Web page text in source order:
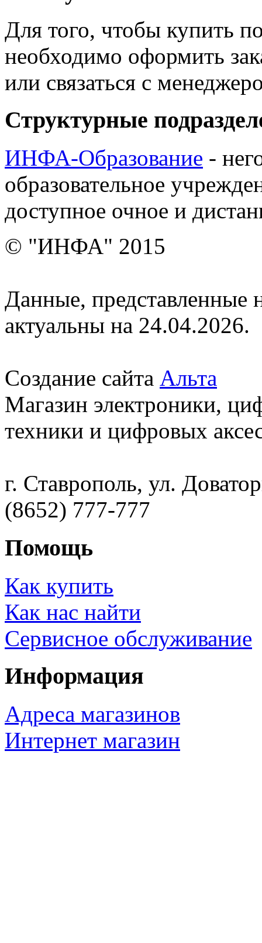
Для того, чтобы купить
необходимо оформить
или связаться с
Структурные
ИНФА-Образование -
образовательное
доступное очное и
© "ИНФА" 2015
Данные, представленные
актуальны на 24.04.2026.
Создание сайта Альта
Магазин электроники,
техники и цифровых
г. Ставрополь, ул.
(8652) 777-777
Помощь
Как купить
Как нас найти
Сервисное обслуживание
Информация
Адреса магазинов
Интернет магазин